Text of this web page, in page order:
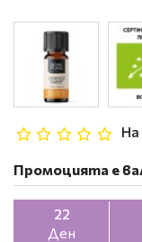
На
Промоцията е
22
Ден